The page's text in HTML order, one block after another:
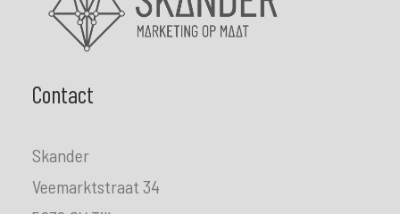
Contact
Skander
Veemarktstraat 34